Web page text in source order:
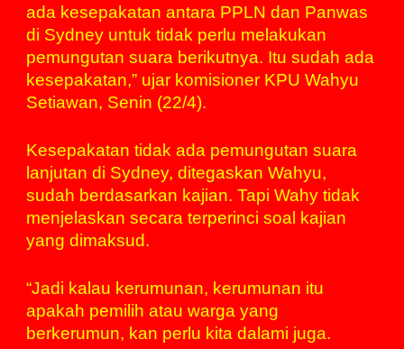
ada kesepakatan antara PPLN dan Panwas
di Sydney untuk tidak perlu melakukan
pemungutan suara berikutnya. Itu sudah ada
kesepakatan,” ujar komisioner KPU Wahyu
Setiawan, Senin (22/4).
Kesepakatan tidak ada pemungutan suara
lanjutan di Sydney, ditegaskan Wahyu,
sudah berdasarkan kajian. Tapi Wahy tidak
menjelaskan secara terperinci soal kajian
yang dimaksud.
“Jadi kalau kerumunan, kerumunan itu
apakah pemilih atau warga yang
berkerumun, kan perlu kita dalami juga.